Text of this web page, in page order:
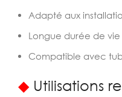
Adapté aux
Longue durée de vie
Compatible avec
◆Utilisations